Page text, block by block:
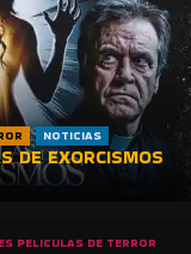
NOTICIAS
DE EXORCISMOS
PELICULAS DE TERROR